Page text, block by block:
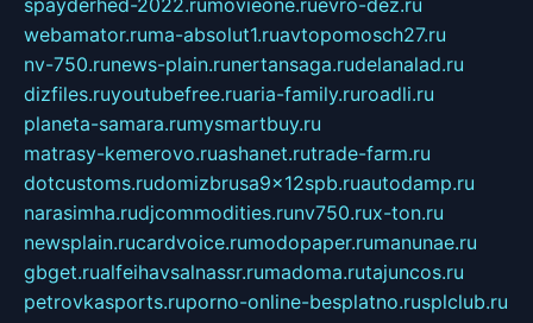
webamator.ruma-absolut1.ruavtopomosch27.ru
nv-750.runews-plain.runertansaga.rudelanalad.ru
dizfiles.ruyoutubefree.ruaria-family.ruroadli.ru
planeta-samara.rumysmartbuy.ru
matrasy-kemerovo.ruashanet.rutrade-farm.ru
dotcustoms.rudomizbrusa9x12spb.ruautodamp.ru
narasimha.rudjcommodities.runv750.rux-ton.ru
newsplain.rucardvoice.rumodopaper.rumanunae.ru
gbget.rualfeihavsalnassr.rumadoma.rutajuncos.ru
petrovkasports.ruporno-online-besplatno.rusplclub.ru